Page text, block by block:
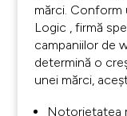
mărci. Conform
Logic , firmă
campaniilor de
determină o
unei mărci,
Notorietatea